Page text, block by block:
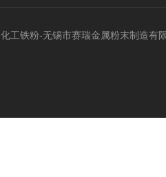
化工铁粉-无锡市赛瑞金属粉末制造有